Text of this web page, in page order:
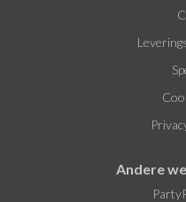
Andere